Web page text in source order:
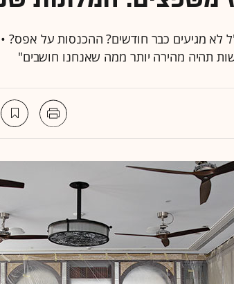
לא מגיעים כבר חודשים? ההכנסות על אפס?
תהיה מהירה יותר ממה שאנחנו חושבים"